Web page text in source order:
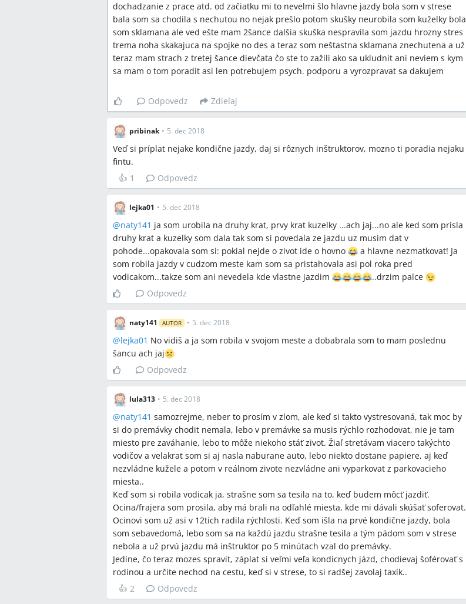
dochadzanie z prace atd. od začiatku mi to nevelmi šlo hlavne jazdy bola som v strese
bala som sa chodila s nechutou no nejak prešlo potom skušky neurobila som kuželky bola
som sklamana ale ved ešte mam 2šance dalšia skuška nespravila som jazdu hrozny stres
trema noha skakajuca na spojke no des a teraz som neštastna sklamana znechutena a už
teraz mam strach z tretej šance dievčata čo ste to zažili ako sa ukludnit ani neviem s kym
sa mam o tom poradit asi len potrebujem psych. podporu a vyrozpravat sa dakujem
Odpovedz Zdieľaj
pribinak • 5. dec 2018
Veď si príplat nejake kondične jazdy, daj si rôznych inštruktorov, mozno ti poradia nejaku
fintu.
👍 1 Odpovedz
lejka01 • 5. dec 2018
@naty141 ja som urobila na druhy krat, prvy krat kuzelky ...ach jaj...no ale ked som prisla
druhy krat a kuzelky som dala tak som si povedala ze jazdu uz musim dat v
pohode...opakovala som si: pokial nejde o zivot ide o hovno
a hlavne nezmatkovat! Ja
som robila jazdy v cudzom meste kam som sa pristahovala asi pol roka pred
vodicakom...takze som ani nevedela kde vlastne jazdim
..drzim palce
Odpovedz
naty141 AUTOR • 5. dec 2018
@lejka01 No vidiš a ja som robila v svojom meste a dobabrala som to mam poslednu
šancu ach jaj
Odpovedz
lula313 • 5. dec 2018
@naty141 samozrejme, neber to prosím v zlom, ale keď si takto vystresovaná, tak moc by
si do premávky chodit nemala, lebo v premávke sa musis rýchlo rozhodovat, nie je tam
miesto pre zaváhanie, lebo to môže niekoho stáť zivot. Žiaľ stretávam viacero takýchto
vodičov a velakrat som si aj nasla naburane auto, lebo niekto dostane papiere, aj keď
nezvládne kužele a potom v reálnom zivote nezvládne ani vyparkovat z parkovacieho
miesta..
Keď som si robila vodicak ja, strašne som sa tesila na to, keď budem môcť jazdiť.
Ocina/frajera som prosila, aby má brali na odľahlé miesta, kde mi dávali skúšať soferovat.
Ocinovi som už asi v 12tich radila rýchlosti. Keď som išla na prvé kondične jazdy, bola
som sebavedomá, lebo som sa na každú jazdu strašne tesila a tým pádom som v strese
nebola a už prvú jazdu má inštruktor po 5 minútach vzal do premávky.
Jedine, čo teraz mozes spravit, záplat si veľmi veľa kondicnych jázd, chodievaj šoférovať s
rodinou a určite nechod na cestu, keď si v strese, to si radšej zavolaj taxík..
👍 2 Odpovedz